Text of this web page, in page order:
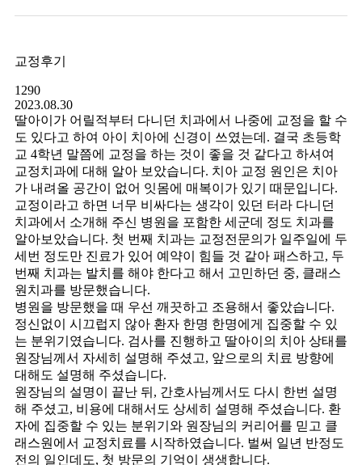
교정후기
1290
2023.08.30
딸아이가 어릴적부터 다니던 치과에서 나중에 교정을 할 수
도 있다고 하여 아이 치아에 신경이 쓰였는데. 결국 초등학
교 4학년 말쯤에 교정을 하는 것이 좋을 것 같다고 하셔여
교정치과에 대해 알아 보았습니다. 치아 교정 원인은 치아
가 내려올 공간이 없어 잇몸에 매복이가 있기 때문입니다.
교정이라고 하면 너무 비싸다는 생각이 있던 터라 다니던
치과에서 소개해 주신 병원을 포함한 세군데 정도 치과를
알아보았습니다. 첫 번째 치과는 교정전문의가 일주일에 두
세번 정도만 진료가 있어 예약이 힘들 것 같아 패스하고, 두
번째 치과는 발치를 해야 한다고 해서 고민하던 중, 클래스
원치과를 방문했습니다.
병원을 방문했을 때 우선 깨끗하고 조용해서 좋았습니다.
정신없이 시끄럽지 않아 환자 한명 한명에게 집중할 수 있
는 분위기였습니다. 검사를 진행하고 딸아이의 치아 상태를
원장님께서 자세히 설명해 주셨고, 앞으로의 치료 방향에
대해도 설명해 주셨습니다.
원장님의 설명이 끝난 뒤, 간호사님께서도 다시 한번 설명
해 주셨고, 비용에 대해서도 상세히 설명해 주셨습니다. 환
자에 집중할 수 있는 분위기와 원장님의 커리어를 믿고 클
래스원에서 교정치료를 시작하였습니다. 벌써 일년 반정도
전의 일인데도, 첫 방문의 기억이 생생합니다.